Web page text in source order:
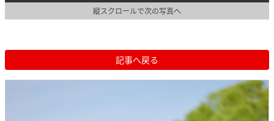
縦スクロールで次の写真へ
記事へ戻る